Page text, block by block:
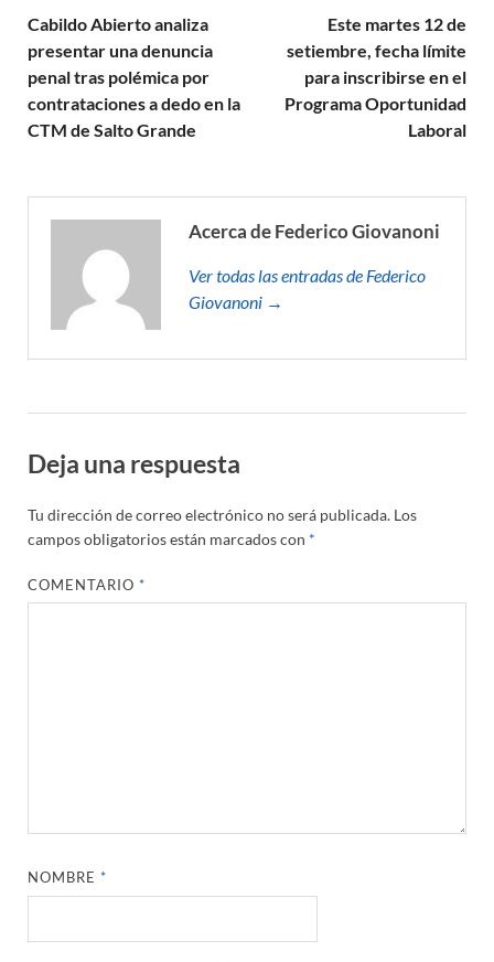
Cabildo Abierto analiza
presentar una denuncia
penal tras polémica por
contrataciones a dedo en la
CTM de Salto Grande
Este martes 12 de
setiembre, fecha límite
para inscribirse en el
Programa Oportunidad
Laboral
Acerca de Federico Giovanoni
Ver todas las entradas de Federico
Giovanoni →
Deja una respuesta
Tu dirección de correo electrónico no será publicada. Los
campos obligatorios están marcados con *
COMENTARIO*
NOMBRE*